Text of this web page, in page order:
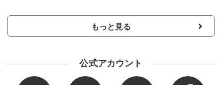
もっと見る
公式アカウント